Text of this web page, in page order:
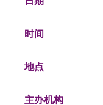
时间
地点
主办机构